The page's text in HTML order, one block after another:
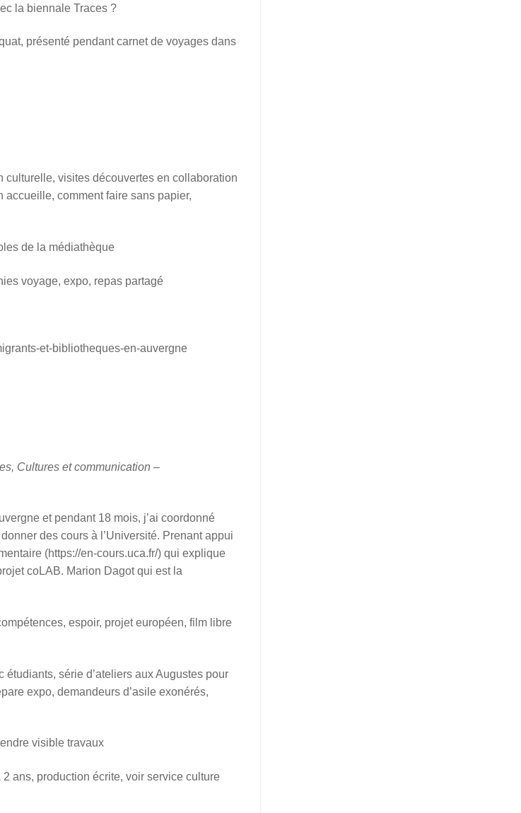
la biennale Traces ?
présenté pendant carnet de voyages dans
visites découvertes en collaboration
accueille, comment faire sans papier,
de la médiathèque
voyage, expo, repas partagé
et-bibliotheques-en-auvergne
Cultures et communication –
et pendant 18 mois, j’ai coordonné
des cours à l’Université. Prenant appui
(https://en-cours.uca.fr/) qui explique
coLAB. Marion Dagot qui est la
espoir, projet européen, film libre
série d’ateliers aux Augustes pour
expo, demandeurs d’asile exonérés,
visible travaux
ans, production écrite, voir service culture